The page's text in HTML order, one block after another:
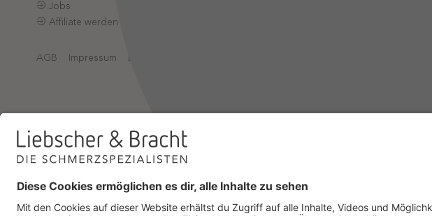
Jobs
Affiliate werden
AGB Impressum Datenschutz